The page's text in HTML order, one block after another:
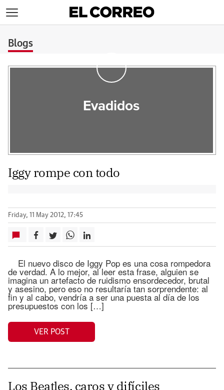
Blogs
Evadidos
Iggy rompe con todo
Friday, 11 May 2012, 17:45
El nuevo disco de Iggy Pop es una cosa rompedora
de verdad. A lo mejor, al leer esta frase, alguien se
imagina un artefacto de ruidismo ensordecedor, brutal
y asesino, pero eso no resultaría tan sorprendente: al
fin y al cabo, vendría a ser una puesta al día de los
presupuestos con los […]
VER POST
Los Beatles, caros y difíciles